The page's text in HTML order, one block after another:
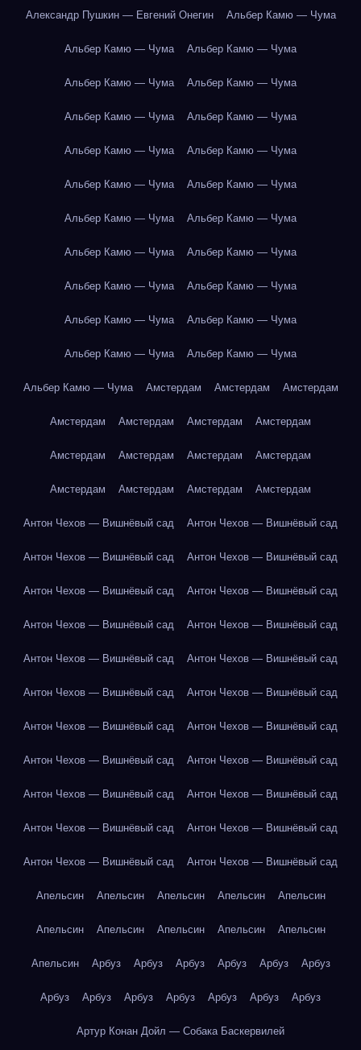
Александр Пушкин — Евгений Онегин Альбер Камю — Чума
Альбер Камю — Чума Альбер Камю — Чума
Альбер Камю — Чума Альбер Камю — Чума
Альбер Камю — Чума Альбер Камю — Чума
Альбер Камю — Чума Альбер Камю — Чума
Альбер Камю — Чума Альбер Камю — Чума
Альбер Камю — Чума Альбер Камю — Чума
Альбер Камю — Чума Альбер Камю — Чума
Альбер Камю — Чума Альбер Камю — Чума
Альбер Камю — Чума Альбер Камю — Чума
Альбер Камю — Чума Альбер Камю — Чума
Альбер Камю — Чума Амстердам Амстердам Амстердам
Амстердам Амстердам Амстердам Амстердам
Амстердам Амстердам Амстердам Амстердам
Амстердам Амстердам Амстердам Амстердам
Антон Чехов — Вишнёвый сад Антон Чехов — Вишнёвый сад
Антон Чехов — Вишнёвый сад Антон Чехов — Вишнёвый сад
Антон Чехов — Вишнёвый сад Антон Чехов — Вишнёвый сад
Антон Чехов — Вишнёвый сад Антон Чехов — Вишнёвый сад
Антон Чехов — Вишнёвый сад Антон Чехов — Вишнёвый сад
Антон Чехов — Вишнёвый сад Антон Чехов — Вишнёвый сад
Антон Чехов — Вишнёвый сад Антон Чехов — Вишнёвый сад
Антон Чехов — Вишнёвый сад Антон Чехов — Вишнёвый сад
Антон Чехов — Вишнёвый сад Антон Чехов — Вишнёвый сад
Антон Чехов — Вишнёвый сад Антон Чехов — Вишнёвый сад
Антон Чехов — Вишнёвый сад Антон Чехов — Вишнёвый сад
Апельсин Апельсин Апельсин Апельсин Апельсин
Апельсин Апельсин Апельсин Апельсин Апельсин
Апельсин Арбуз Арбуз Арбуз Арбуз Арбуз Арбуз
Арбуз Арбуз Арбуз Арбуз Арбуз Арбуз Арбуз
Артур Конан Дойл — Собака Баскервилей